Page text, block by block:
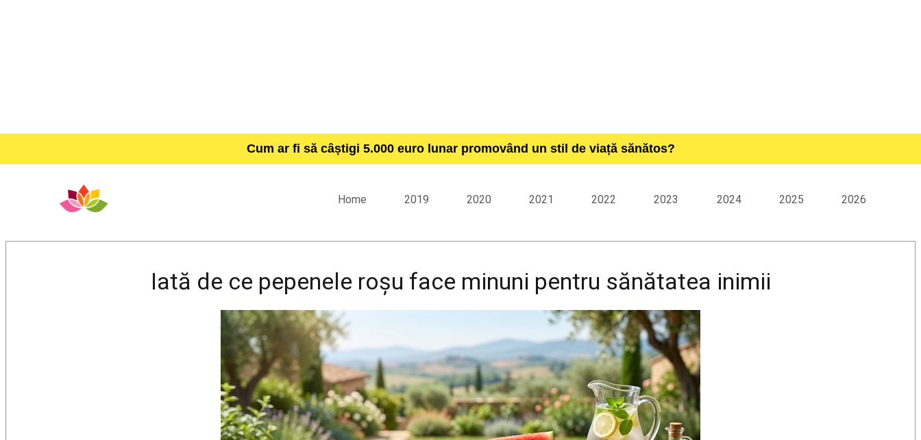
Cum ar fi să câștigi 5.000 euro lunar promovând un stil de viață sănătos?
Home 2019 2020 2021 2022 2023 2024 2025 2026
Iată de ce pepenele roșu face minuni pentru sănătatea inimii